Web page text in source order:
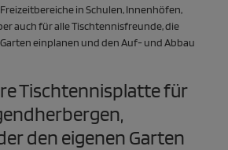
in Schulen, Innenhöfen,
auch für alle Tischtennisfreunde, die
einplanen und den Auf- und Abbau
Tischtennisplatte für
den eigenen Garten